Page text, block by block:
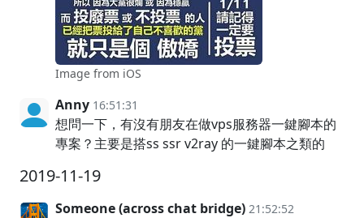
Image from iOS
Anny 16:51:31
想問一下，有沒有朋友在做vps服務器一鍵腳本的
專案？主要是搭ss ssr v2ray 的一鍵腳本之類的
2019-11-19
Someone (across chat bridge) 21:52:52